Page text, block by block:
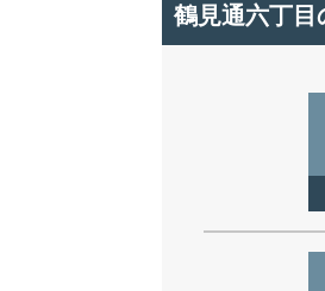
鶴見通六丁目